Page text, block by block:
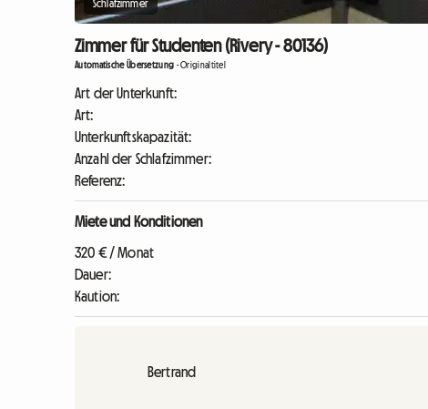
Schlafzimmer
Zimmer für Studenten (Rivery - 80136)
Automatische Übersetzung -Originaltitel
Art der Unterkunft:
Art:
Unterkunftskapazität:
Anzahl der Schlafzimmer:
Referenz:
Miete und Konditionen
320 € / Monat
Dauer:
Kaution:
Bertrand